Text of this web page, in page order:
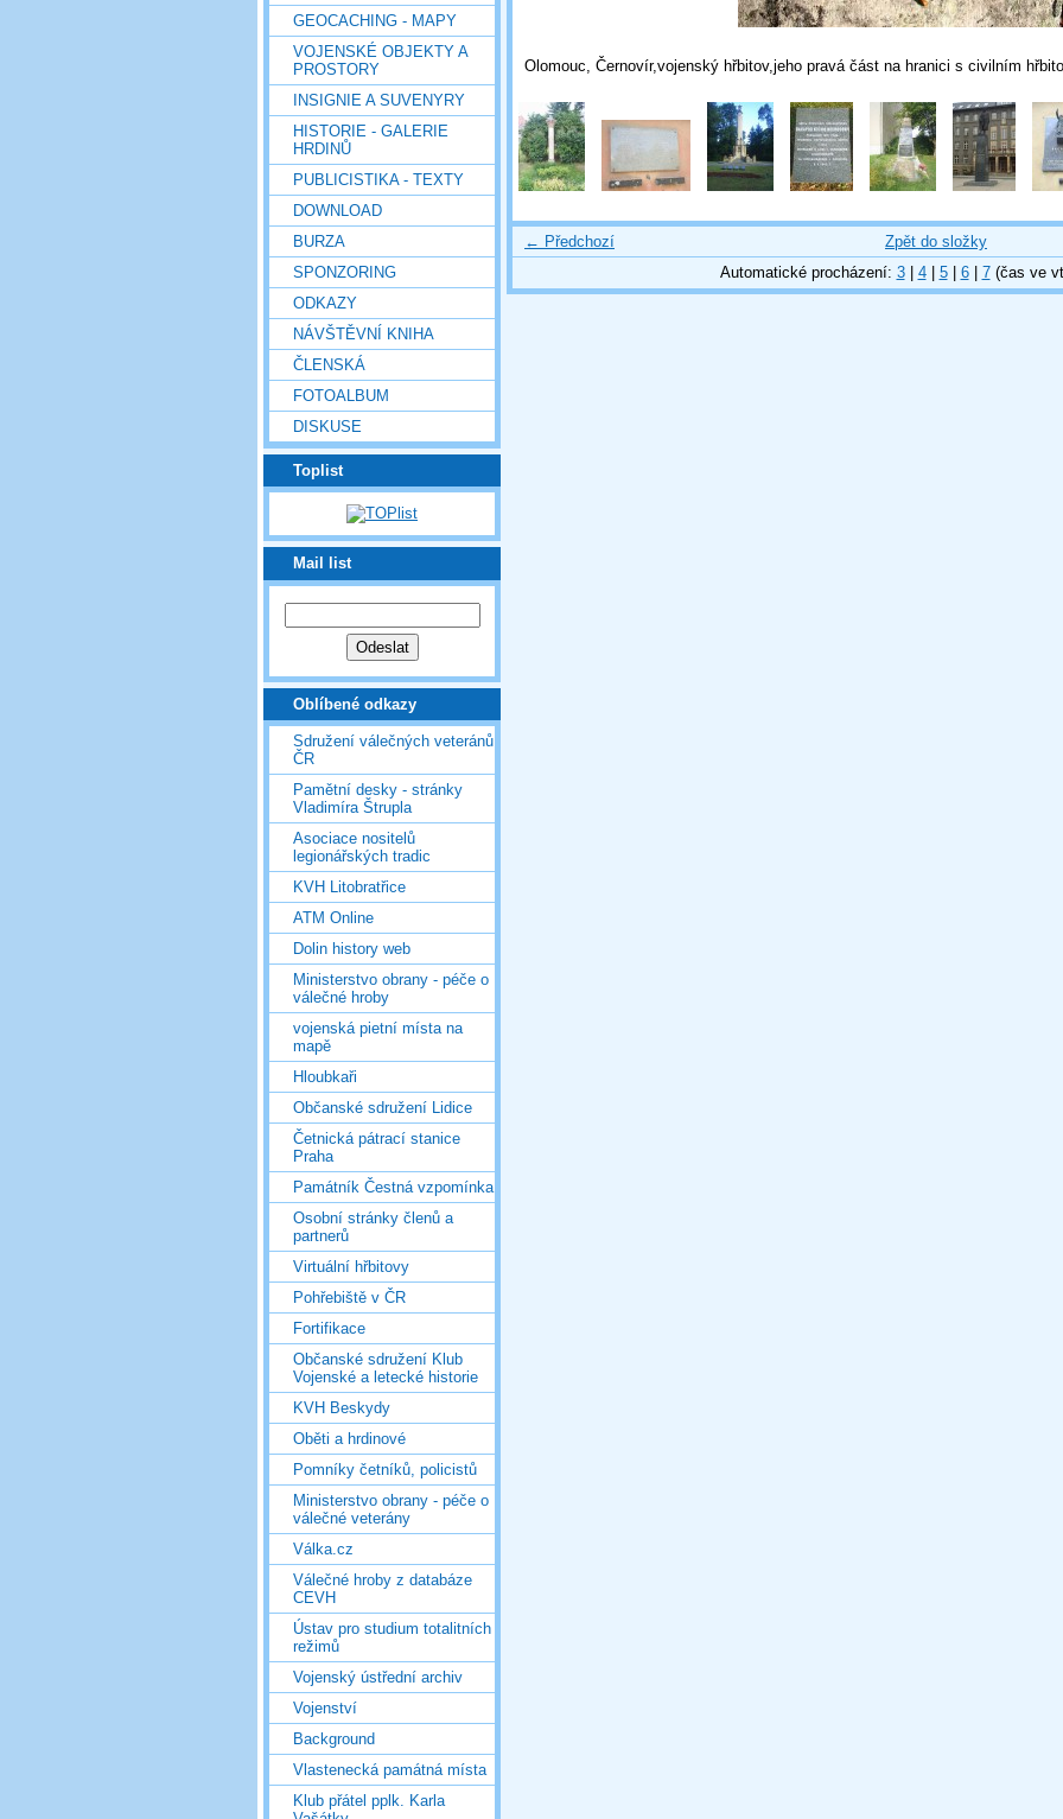
GEOCACHING - MAPY
VOJENSKÉ OBJEKTY A
PROSTORY
INSIGNIE A SUVENYRY
HISTORIE - GALERIE
HRDINŮ
PUBLICISTIKA - TEXTY
DOWNLOAD
BURZA
SPONZORING
ODKAZY
NÁVŠTĚVNÍ KNIHA
ČLENSKÁ
FOTOALBUM
DISKUSE
Toplist
Mail list
Oblíbené odkazy
Sdružení válečných veteránů
ČR
Pamětní desky - stránky
Vladimíra Štrupla
Asociace nositelů
legionářských tradic
KVH Litobratřice
ATM Online
Dolin history web
Ministerstvo obrany - péče o
válečné hroby
vojenská pietní místa na
mapě
Hloubkaři
Občanské sdružení Lidice
Četnická pátrací stanice
Praha
Památník Čestná vzpomínka
Osobní stránky členů a
partnerů
Virtuální hřbitovy
Pohřebiště v ČR
Fortifikace
Občanské sdružení Klub
Vojenské a letecké historie
KVH Beskydy
Oběti a hrdinové
Pomníky četníků, policistů
Ministerstvo obrany - péče o
válečné veterány
Válka.cz
Válečné hroby z databáze
CEVH
Ústav pro studium totalitních
režimů
Vojenský ústřední archiv
Vojenství
Background
Vlastenecká památná místa
Klub přátel pplk. Karla
Olomouc, Černovír,vojenský hřbitov,jeho pravá část na hranici s civilním
← Předchozí
Zpět do složky
Automatické procházení: 3| 4| 5| 6| 7(čas ve